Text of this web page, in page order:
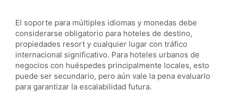
El soporte para múltiples idiomas y monedas debe
considerarse obligatorio para hoteles de destino,
propiedades resort y cualquier lugar con tráfico
internacional significativo. Para hoteles urbanos de
negocios con huéspedes principalmente locales, esto
puede ser secundario, pero aún vale la pena evaluarlo
para garantizar la escalabilidad futura.